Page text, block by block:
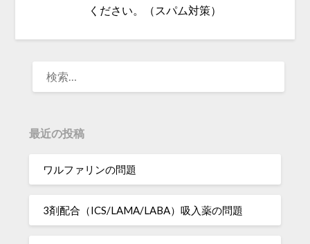
ください。（スパム対策）
最近の投稿
ワルファリンの問題
3剤配合（ICS/LAMA/LABA）吸入薬の問題